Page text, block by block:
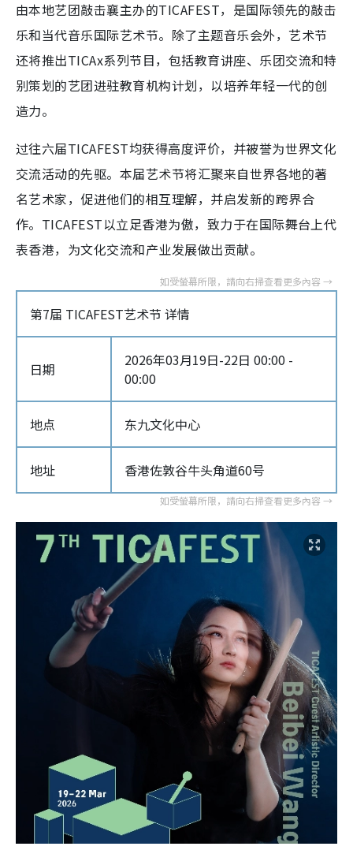
由本地艺团敲击襄主办的TICAFEST，是国际领先的敲击
乐和当代音乐国际艺术节。除了主题音乐会外，艺术节
还将推出TICAx系列节目，包括教育讲座、乐团交流和特
别策划的艺团进驻教育机构计划，以培养年轻一代的创
造力。
过往六届TICAFEST均获得高度评价，并被誉为世界文化
交流活动的先驱。本届艺术节将汇聚来自世界各地的著
名艺术家，促进他们的相互理解，并启发新的跨界合
作。TICAFEST以立足香港为傲，致力于在国际舞台上代
表香港，为文化交流和产业发展做出贡献。
第7届 TICAFEST艺术节 详情
日期
2026年03月19日-22日 00:00 -
00:00
地点 东九文化中心
地址 香港佐敦谷牛头角道60号